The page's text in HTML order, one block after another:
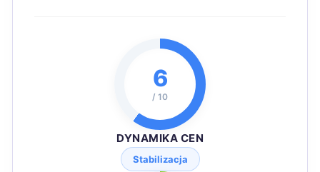
6
/ 10
DYNAMIKA CEN
Stabilizacja